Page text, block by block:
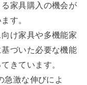
家具購入の機会が
す。
け家具や多機能家
づいた必要な機能
きています。
急激な伸びによ